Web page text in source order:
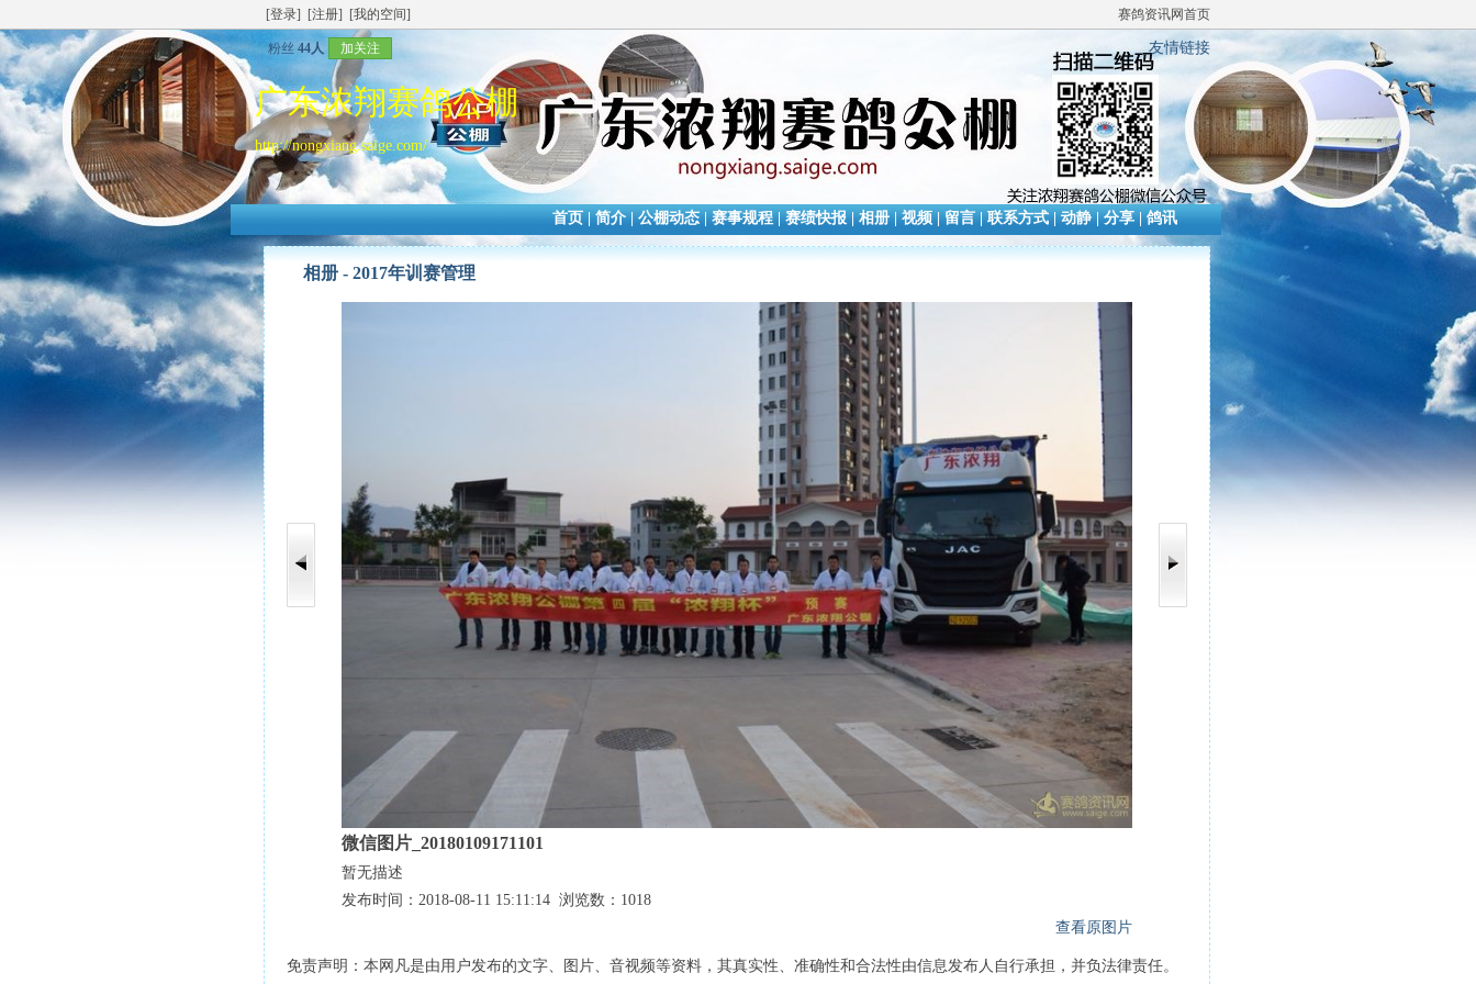
[登录] [注册] [我的空间] 赛鸽资讯网首页
粉丝 44人 加关注 友情链接
广东浓翔赛鸽公棚
http://nongxiang.saige.com/
首页|简介|公棚动态|赛事规程|赛绩快报|相册|视频|留言|联系方式|动静|分享|鸽讯
相册 - 2017年训赛管理
微信图片_20180109171101
暂无描述
发布时间：2018-08-11 15:11:14 浏览数：1018
查看原图片
免责声明：本网凡是由用户发布的文字、图片、音视频等资料，其真实性、准确性和合法性由信息发布人自行承担，并负法律责任。